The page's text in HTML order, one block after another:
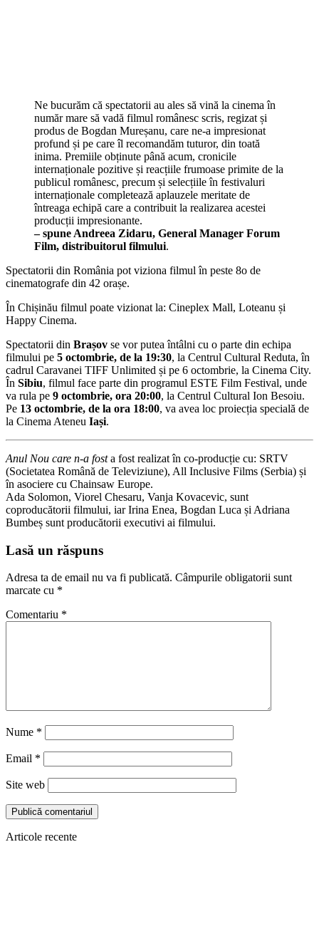
Ne bucurăm că spectatorii au ales să vină la cinema în
număr mare să vadă filmul românesc scris, regizat și
produs de Bogdan Mureșanu, care ne-a impresionat
profund și pe care îl recomandăm tuturor, din toată
inima. Premiile obținute până acum, cronicile
internaționale pozitive și reacțiile frumoase primite de la
publicul românesc, precum și selecțiile în festivaluri
internaționale completează aplauzele meritate de
întreaga echipă care a contribuit la realizarea acestei
producții impresionante.
– spune Andreea Zidaru, General Manager Forum
Film, distribuitorul filmului.
Spectatorii din România pot viziona filmul în peste 8o de
cinematografe din 42 orașe.
În Chișinău filmul poate vizionat la: Cineplex Mall, Loteanu și
Happy Cinema.
Spectatorii din Brașov se vor putea întâlni cu o parte din echipa
filmului pe 5 octombrie, de la 19:30, la Centrul Cultural Reduta, în
cadrul Caravanei TIFF Unlimited și pe 6 octombrie, la Cinema City.
În Sibiu, filmul face parte din programul ESTE Film Festival, unde
va rula pe 9 octombrie, ora 20:00, la Centrul Cultural Ion Besoiu.
Pe 13 octombrie, de la ora 18:00, va avea loc proiecția specială de
la Cinema Ateneu Iași.
Anul Nou care n-a fosta fost realizat în co-producție cu: SRTV
(Societatea Română de Televiziune), All Inclusive Films (Serbia) și
în asociere cu Chainsaw Europe.
Ada Solomon, Viorel Chesaru, Vanja Kovacevic, sunt
coproducătorii filmului, iar Irina Enea, Bogdan Luca și Adriana
Bumbeș sunt producătorii executivi ai filmului.
Lasă un răspuns
Adresa ta de email nu va fi publicată. Câmpurile obligatorii sunt
marcate cu *
Comentariu *
Nume *
Email *
Site web
Articole recente